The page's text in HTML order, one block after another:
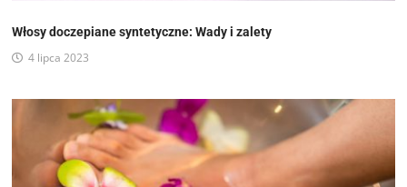
Włosy doczepiane syntetyczne: Wady i zalety
4 lipca 2023